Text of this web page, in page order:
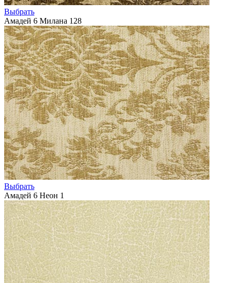
Выбрать
Амадей 6 Милана 128
Выбрать
Амадей 6 Неон 1